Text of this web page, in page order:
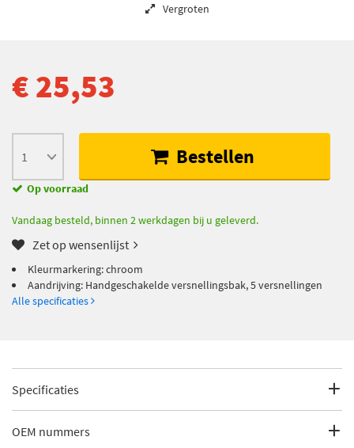
Vergroten
€ 25,53
Bestellen
Op voorraad
Vandaag besteld, binnen 2 werkdagen bij u geleverd.
Zet op wensenlijst
Kleurmarkering: chroom
Aandrijving: Handgeschakelde versnellingsbak, 5 versnellingen
Alle specificaties
Specificaties
Fabrikantcode
OEM nummers